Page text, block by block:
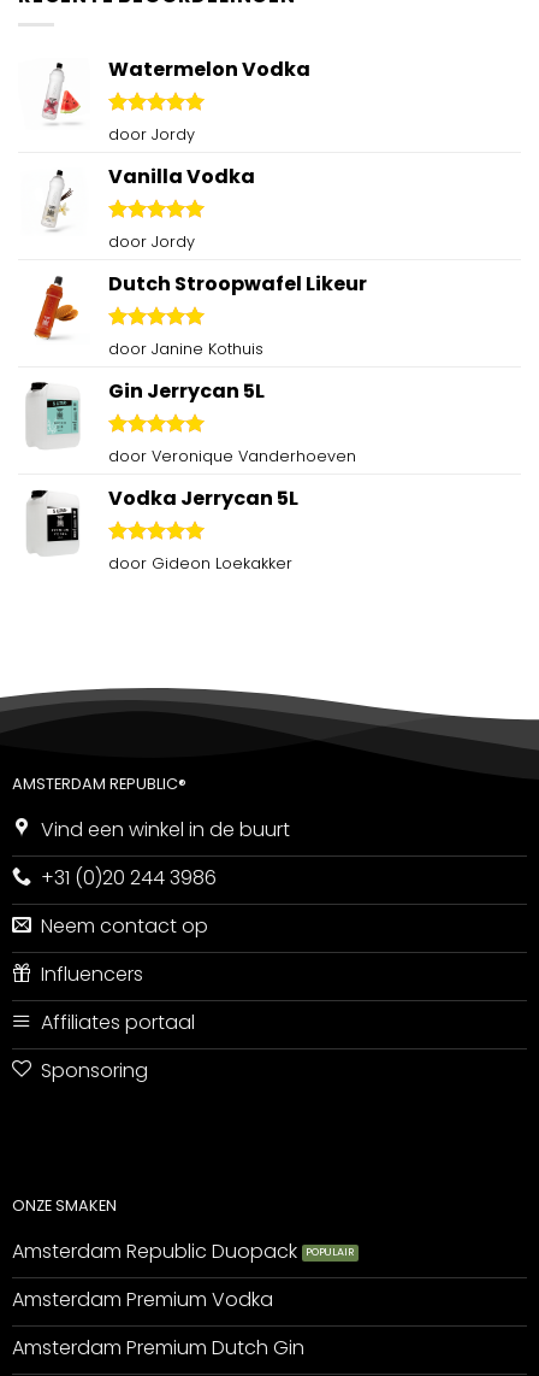
Watermelon Vodka
Gewaardeerd
door Jordy
Vanilla Vodka
Gewaardeerd
door Jordy
Dutch Stroopwafel Likeur
Gewaardeerd
door Janine Kothuis
Gin Jerrycan 5L
Gewaardeerd
door Veronique Vanderhoeven
Vodka Jerrycan 5L
Gewaardeerd
door Gideon Loekakker
AMSTERDAM REPUBLIC®
Vind een winkel in de buurt
+31 (0)20 244 3986
Neem contact op
Influencers
Affiliates portaal
Sponsoring
ONZE SMAKEN
Amsterdam Republic Duopack
Amsterdam Premium Vodka
Amsterdam Premium Dutch Gin